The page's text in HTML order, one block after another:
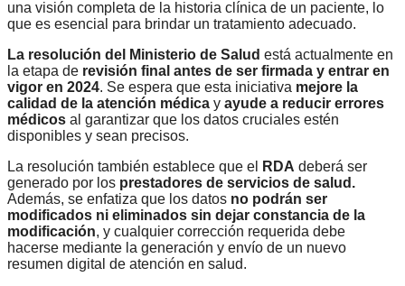
una visión completa de la historia clínica de un paciente, lo
que es esencial para brindar un tratamiento adecuado.
La resolución del Ministerio de Salud está actualmente en
la etapa de revisión final antes de ser firmada y entrar en
vigor en 2024. Se espera que esta iniciativa mejore la
calidad de la atención médica y ayude a reducir errores
médicos al garantizar que los datos cruciales estén
disponibles y sean precisos.
La resolución también establece que el
RDA deberá ser
generado por los prestadores de servicios de salud.
Además, se enfatiza que los datos no podrán ser
modificados ni eliminados sin dejar constancia de la
modificación, y cualquier corrección requerida debe
hacerse mediante la generación y envío de un nuevo
resumen digital de atención en salud.